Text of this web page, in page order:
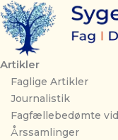
Gå
til
indholdet
Artikler
Faglige Artikler
Journalistik
Fagfællebedømte
Årssamlinger